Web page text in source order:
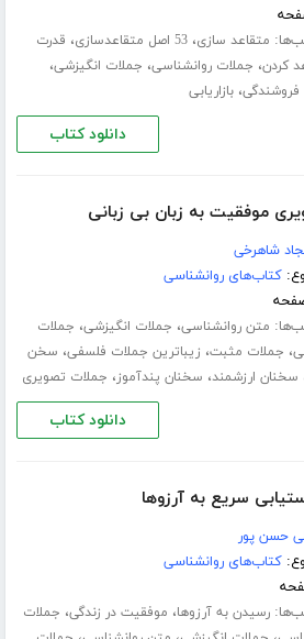
متقاعد سازی،53 اصل متقاعدسازی ، قدرت
کردن، جملات روانشناسی، جملات انگیزشی،
فروشندگی،بازاریابی
دانلود کتاب
موفقیت به زبان بی زبانی
شاهرخی
کتاب‌های روانشناسی
متن روانشناسی، جملات انگیزشی، جملات
، جملات مثبت، زیباترین جملات فلسفی، سخن
سخنان ارزشمند، سخنان پندآموز، جملات تصویری
دانلود کتاب
حسن پور
کتاب‌های روانشناسی
رسیدن به آرزوها، موفقیت در زندگی، جملات